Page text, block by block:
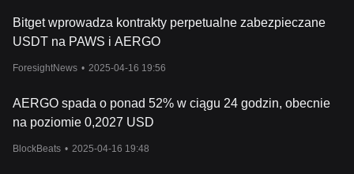
Bitget wprowadza kontrakty perpetualne zabezpieczane
USDT na PAWS i AERGO
ForesightNews • 2025-04-16 19:56
AERGO spada o ponad 52% w ciągu 24 godzin, obecnie
na poziomie 0,2027 USD
BlockBeats • 2025-04-16 19:48